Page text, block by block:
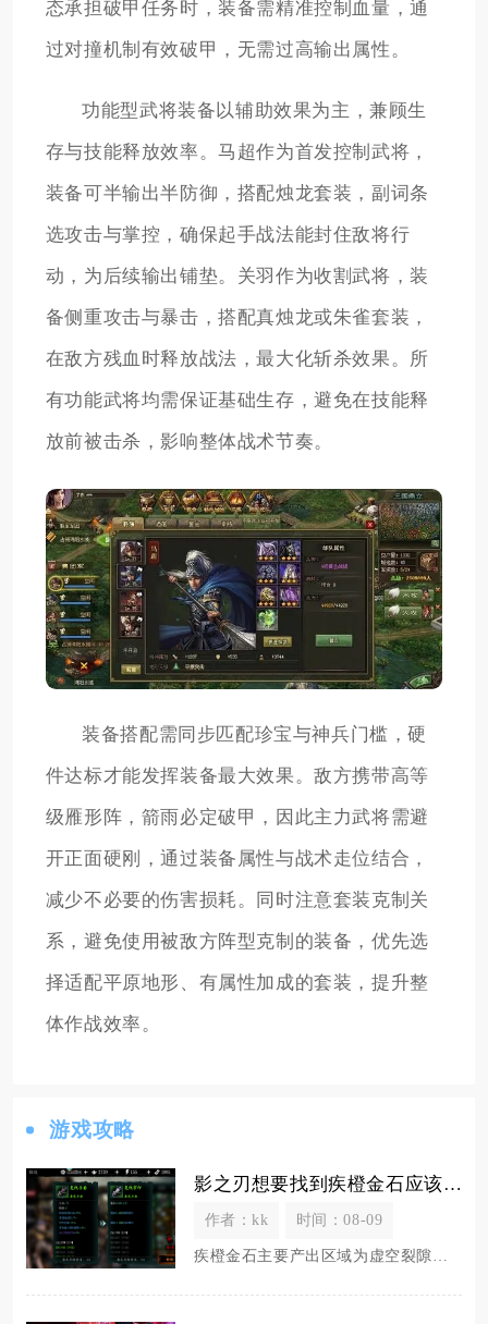
态承担破甲任务时，装备需精准控制血量，通
过对撞机制有效破甲，无需过高输出属性。
功能型武将装备以辅助效果为主，兼顾生
存与技能释放效率。马超作为首发控制武将，
装备可半输出半防御，搭配烛龙套装，副词条
选攻击与掌控，确保起手战法能封住敌将行
动，为后续输出铺垫。关羽作为收割武将，装
备侧重攻击与暴击，搭配真烛龙或朱雀套装，
在敌方残血时释放战法，最大化斩杀效果。所
有功能武将均需保证基础生存，避免在技能释
放前被击杀，影响整体战术节奏。
装备搭配需同步匹配珍宝与神兵门槛，硬
件达标才能发挥装备最大效果。敌方携带高等
级雁形阵，箭雨必定破甲，因此主力武将需避
开正面硬刚，通过装备属性与战术走位结合，
减少不必要的伤害损耗。同时注意套装克制关
系，避免使用被敌方阵型克制的装备，优先选
择适配平原地形、有属性加成的套装，提升整
体作战效率。
游戏攻略
影之刃想要找到疾橙金石应该去哪个章节或区域
作者：kk 时间：08-09